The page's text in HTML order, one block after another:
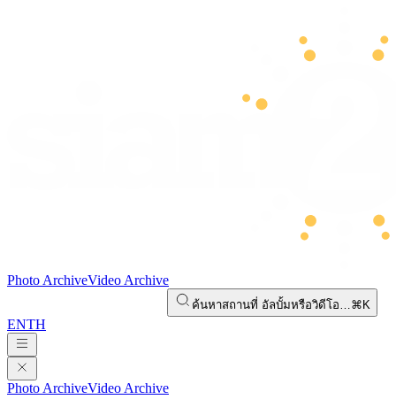
Photo ArchiveVideo Archive
ค้นหาสถานที่ อัลบั้มหรือวิดีโอ…⌘K
ENTH
Photo ArchiveVideo Archive